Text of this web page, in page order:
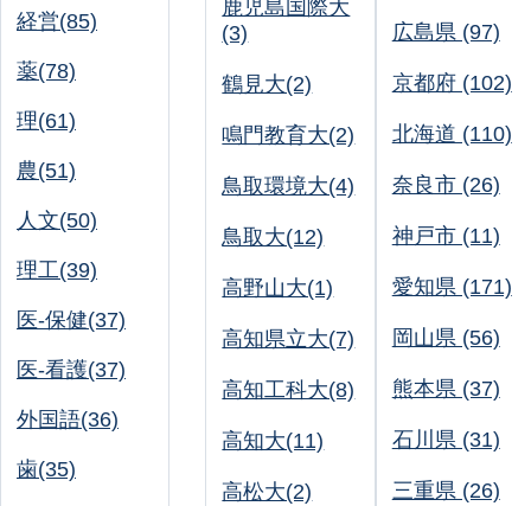
経営(85)
薬(78)
理(61)
農(51)
人文(50)
理工(39)
医-保健(37)
医-看護(37)
外国語(36)
歯(35)
鹿児島国際大
(3)
鶴見大(2)
鳴門教育大(2)
鳥取環境大(4)
鳥取大(12)
高野山大(1)
高知県立大(7)
高知工科大(8)
高知大(11)
高松大(2)
広島県 (97)
京都府 (102)
北海道 (110)
奈良市 (26)
神戸市 (11)
愛知県 (171)
岡山県 (56)
熊本県 (37)
石川県 (31)
三重県 (26)